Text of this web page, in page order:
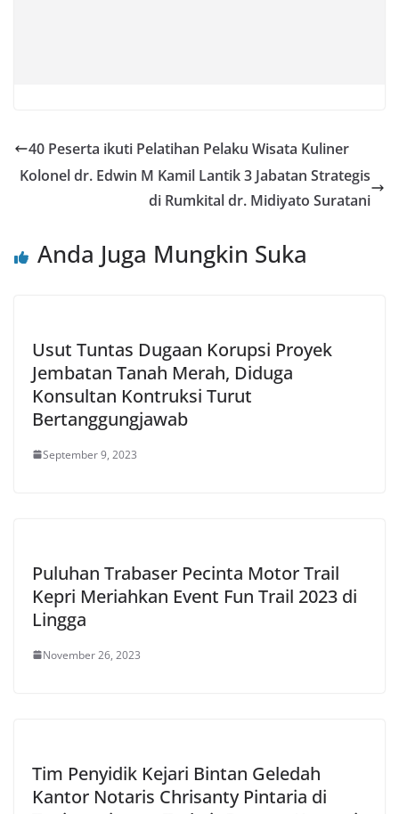
40 Peserta ikuti Pelatihan Pelaku Wisata Kuliner
Kolonel dr. Edwin M Kamil Lantik 3 Jabatan Strategis
di Rumkital dr. Midiyato Suratani
Anda Juga Mungkin Suka
Usut Tuntas Dugaan Korupsi Proyek
Jembatan Tanah Merah, Diduga
Konsultan Kontruksi Turut
Bertanggungjawab
September 9, 2023
Puluhan Trabaser Pecinta Motor Trail
Kepri Meriahkan Event Fun Trail 2023 di
Lingga
November 26, 2023
Tim Penyidik Kejari Bintan Geledah
Kantor Notaris Chrisanty Pintaria di